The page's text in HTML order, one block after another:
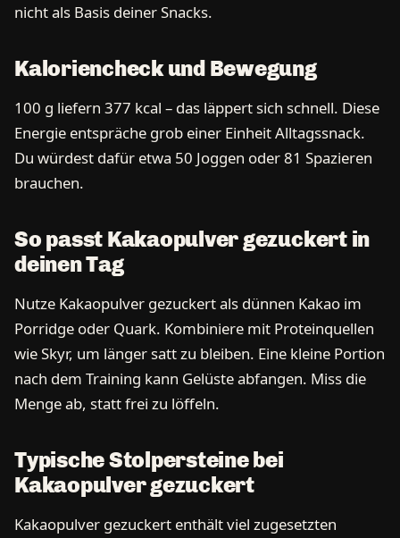
nicht als Basis deiner Snacks.
Kaloriencheck und Bewegung
100 g liefern 377 kcal – das läppert sich schnell. Diese
Energie entspräche grob einer Einheit Alltagssnack.
Du würdest dafür etwa 50 Joggen oder 81 Spazieren
brauchen.
So passt Kakaopulver gezuckert in
deinen Tag
Nutze Kakaopulver gezuckert als dünnen Kakao im
Porridge oder Quark. Kombiniere mit Proteinquellen
wie Skyr, um länger satt zu bleiben. Eine kleine Portion
nach dem Training kann Gelüste abfangen. Miss die
Menge ab, statt frei zu löffeln.
Typische Stolpersteine bei
Kakaopulver gezuckert
Kakaopulver gezuckert enthält viel zugesetzten